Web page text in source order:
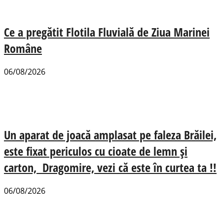
Ce a pregătit Flotila Fluvială de Ziua Marinei
Române
06/08/2026
Un aparat de joacă amplasat pe faleza Brăilei,
este fixat periculos cu cioate de lemn și
carton, Dragomire, vezi că este în curtea ta !!
06/08/2026